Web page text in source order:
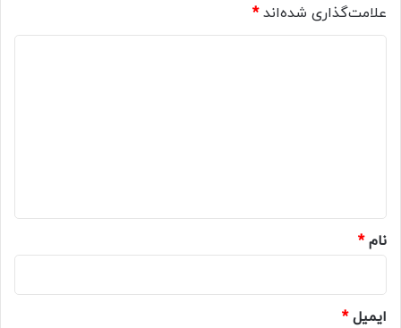
علامت‌گذاری شده‌اند*
نام*
ایمیل*